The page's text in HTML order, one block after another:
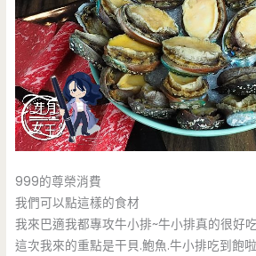
999的尊榮消費
我們可以點這樣的食材
我來巴適我都專攻牛小排~牛小排真的很好吃
這次我來的重點是干貝.鮑魚.牛小排吃到飽啦